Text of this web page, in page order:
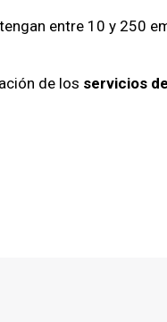
entre 10 y 250
de los servicios